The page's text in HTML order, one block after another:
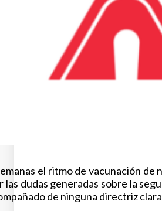
el ritmo de vacunación
las dudas generadas sobre la
de ninguna directriz